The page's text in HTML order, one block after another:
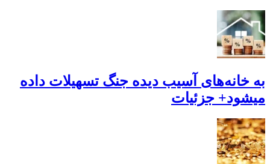
به خانه‌های آسیب دیده جنگ تسهیلات داده
میشود+ جزئیات